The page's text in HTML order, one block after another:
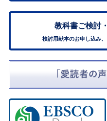
教科書ご検討・
検討用献本のお申し込み